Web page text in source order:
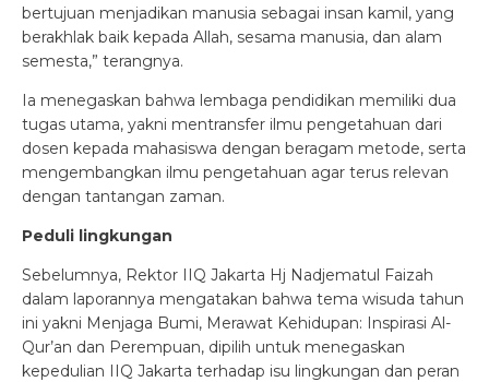
bertujuan menjadikan manusia sebagai insan kamil, yang
berakhlak baik kepada Allah, sesama manusia, dan alam
semesta,” terangnya.
Ia menegaskan bahwa lembaga pendidikan memiliki dua
tugas utama, yakni mentransfer ilmu pengetahuan dari
dosen kepada mahasiswa dengan beragam metode, serta
mengembangkan ilmu pengetahuan agar terus relevan
dengan tantangan zaman.
Peduli lingkungan
Sebelumnya, Rektor IIQ Jakarta Hj Nadjematul Faizah
dalam laporannya mengatakan bahwa tema wisuda tahun
ini yakni Menjaga Bumi, Merawat Kehidupan: Inspirasi Al-
Qur’an dan Perempuan, dipilih untuk menegaskan
kepedulian IIQ Jakarta terhadap isu lingkungan dan peran